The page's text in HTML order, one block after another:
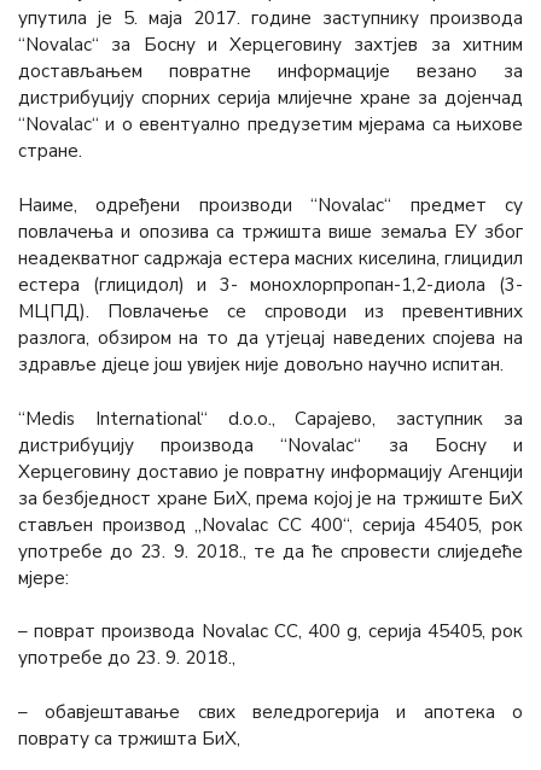
упутила је 5. маја 2017. године заступнику производа
“Novalac“ за Босну и Херцеговину захтјев за хитним
достављањем повратне информације везано за
дистрибуцију спорних серија млијечне хране за дојенчад
“Novalac“ и о евентуално предузетим мјерама са њихове
стране.
Наиме, одређени производи “Novalac“ предмет су
повлачења и опозива са тржишта више земаља ЕУ због
неадекватног садржаја естера масних киселина, глицидил
естера (глицидол) и 3- монохлорпропан-1,2-диола (3-
МЦПД). Повлачење се спроводи из превентивних
разлога, обзиром на то да утјецај наведених спојева на
здравље дјеце још увијек није довољно научно испитан.
“Medis International“ d.o.o., Сарајево, заступник за
дистрибуцију производа “Novalac“ за Босну и
Херцеговину доставио је повратну информацију Агенцији
за безбједност хране БиХ, према којој је на тржиште БиХ
стављен производ „Novalac CC 400“, серија 45405, рок
употребе до 23. 9. 2018., те да ће спровести слиједеће
мјере:
– поврат производа Novalac CC, 400 g, серија 45405, рок
употребе до 23. 9. 2018.,
– обавјештавање свих веледрогерија и апотека о
поврату са тржишта БиХ,